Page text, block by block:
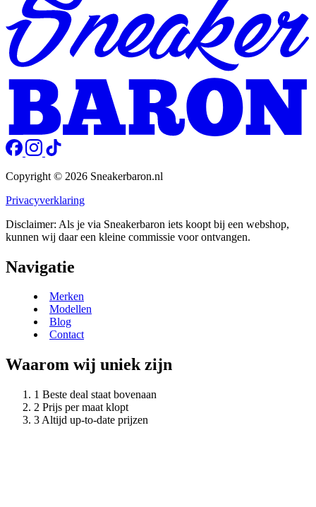
Copyright © 2026 Sneakerbaron.nl
Privacyverklaring
Disclaimer: Als je via Sneakerbaron iets koopt bij een webshop,
kunnen wij daar een kleine commissie voor ontvangen.
Navigatie
Merken
Modellen
Blog
Contact
Waarom wij uniek zijn
Beste deal staat bovenaan
Prijs per maat klopt
Altijd up-to-date prijzen